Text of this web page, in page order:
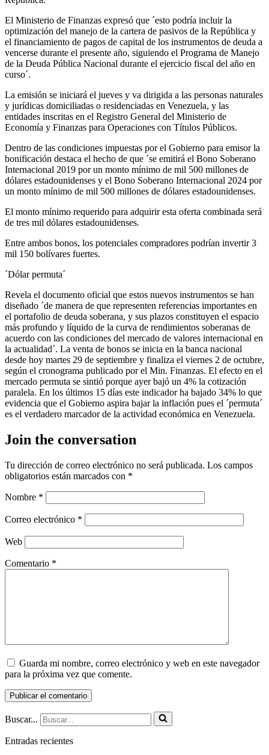
El Ministerio de Finanzas expresó que ´esto podría incluir la
optimización del manejo de la cartera de pasivos de la República y
el financiamiento de pagos de capital de los instrumentos de deuda a
vencerse durante el presente año, siguiendo el Programa de Manejo
de la Deuda Pública Nacional durante el ejercicio fiscal del año en
curso´.
La emisión se iniciará el jueves y va dirigida a las personas naturales
y jurídicas domiciliadas o residenciadas en Venezuela, y las
entidades inscritas en el Registro General del Ministerio de
Economía y Finanzas para Operaciones con Títulos Públicos.
Dentro de las condiciones impuestas por el Gobierno para emisor la
bonificación destaca el hecho de que ´se emitirá el Bono Soberano
Internacional 2019 por un monto mínimo de mil 500 millones de
dólares estadounidenses y el Bono Soberano Internacional 2024 por
un monto mínimo de mil 500 millones de dólares estadounidenses.
El monto mínimo requerido para adquirir esta oferta combinada será
de tres mil dólares estadounidenses.
Entre ambos bonos, los potenciales compradores podrían invertir 3
mil 150 bolívares fuertes.
´Dólar permuta´
Revela el documento oficial que estos nuevos instrumentos se han
diseñado ´de manera de que representen referencias importantes en
el portafolio de deuda soberana, y sus plazos constituyen el espacio
más profundo y líquido de la curva de rendimientos soberanas de
acuerdo con las condiciones del mercado de valores internacional en
la actualidad´. La venta de bonos se inicia en la banca nacional
desde hoy martes 29 de septiembre y finaliza el viernes 2 de octubre,
según el cronograma publicado por el Min. Finanzas. El efecto en el
mercado permuta se sintió porque ayer bajó un 4% la cotización
paralela. En los últimos 15 días este indicador ha bajado 34% lo que
evidencia que el Gobierno aspira bajar la inflación pues el ´permuta´
es el verdadero marcador de la actividad económica en Venezuela.
Join the conversation
Tu dirección de correo electrónico no será publicada. Los campos
obligatorios están marcados con *
Nombre *
Correo electrónico *
Web
Comentario *
Guarda mi nombre, correo electrónico y web en este navegador
para la próxima vez que comente.
Buscar...
Entradas recientes